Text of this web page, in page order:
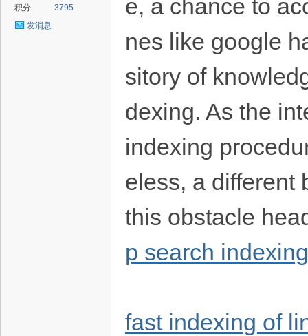
积分
3795
发消息
e, a chance to
nes like google
sitory of
dexing. As the
indexing
eless, a different
this obstacle
p search indexing
fast indexing of